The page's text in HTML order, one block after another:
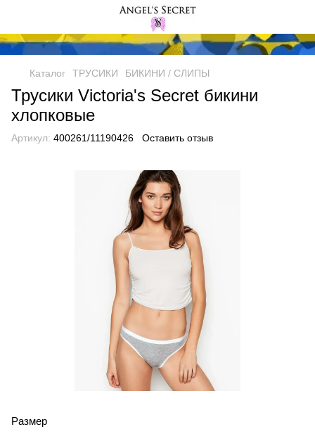
Каталог ТРУСИКИ БИКИНИ / СЛИПЫ
Трусики Victoria's Secret бикини
хлопковые
Артикул: 400261/11190426 Оставить отзыв
Размер